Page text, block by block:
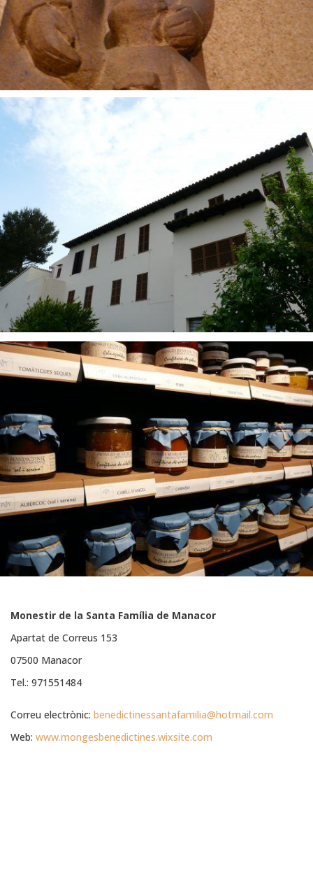
Monestir de la Santa Família de Manacor
Apartat de Correus 153
07500 Manacor
Tel.: 971551484
Correu electrònic: benedictinessantafamilia@hotmail.com
Web: www.mongesbenedictines.wixsite.com